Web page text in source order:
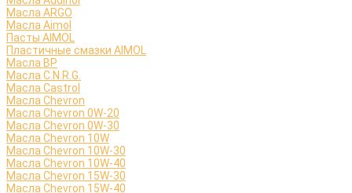
Масла ARGO
Масла Aimol
Пасты AIMOL
Пластичные смазки AIMOL
Масла BP
Масла C.N.R.G.
Масла Castrol
Масла Chevron
Масла Chevron 0W-20
Масла Chevron 0W-30
Масла Chevron 10W
Масла Chevron 10W-30
Масла Chevron 10W-40
Масла Chevron 15W-30
Масла Chevron 15W-40